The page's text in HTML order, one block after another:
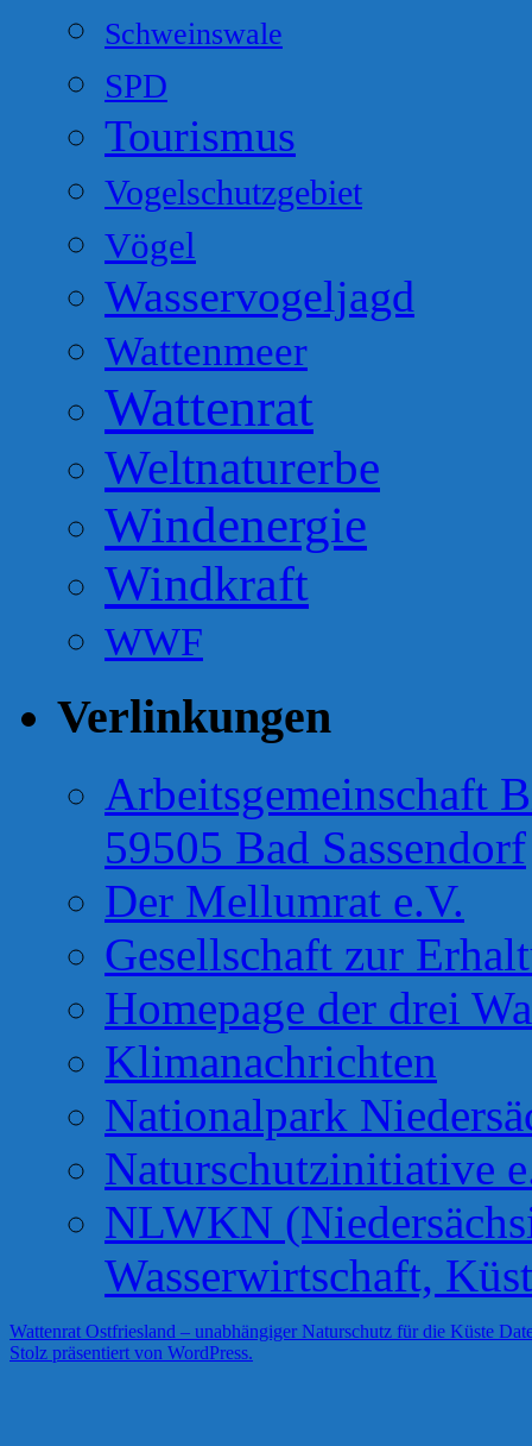
Schweinswale
SPD
Tourismus
Vogelschutzgebiet
Vögel
Wasservogeljagd
Wattenmeer
Wattenrat
Weltnaturerbe
Windenergie
Windkraft
WWF
Verlinkungen
Arbeitsgemeinschaft
59505 Bad Sassendorf
Der Mellumrat e.V.
Gesellschaft zur
Homepage der drei
Klimanachrichten
Nationalpark
Naturschutzinitiative
NLWKN
Wasserwirtschaft,
Wattenrat Ostfriesland – unabhängiger Naturschutz für die Küste
Stolz präsentiert von WordPress.